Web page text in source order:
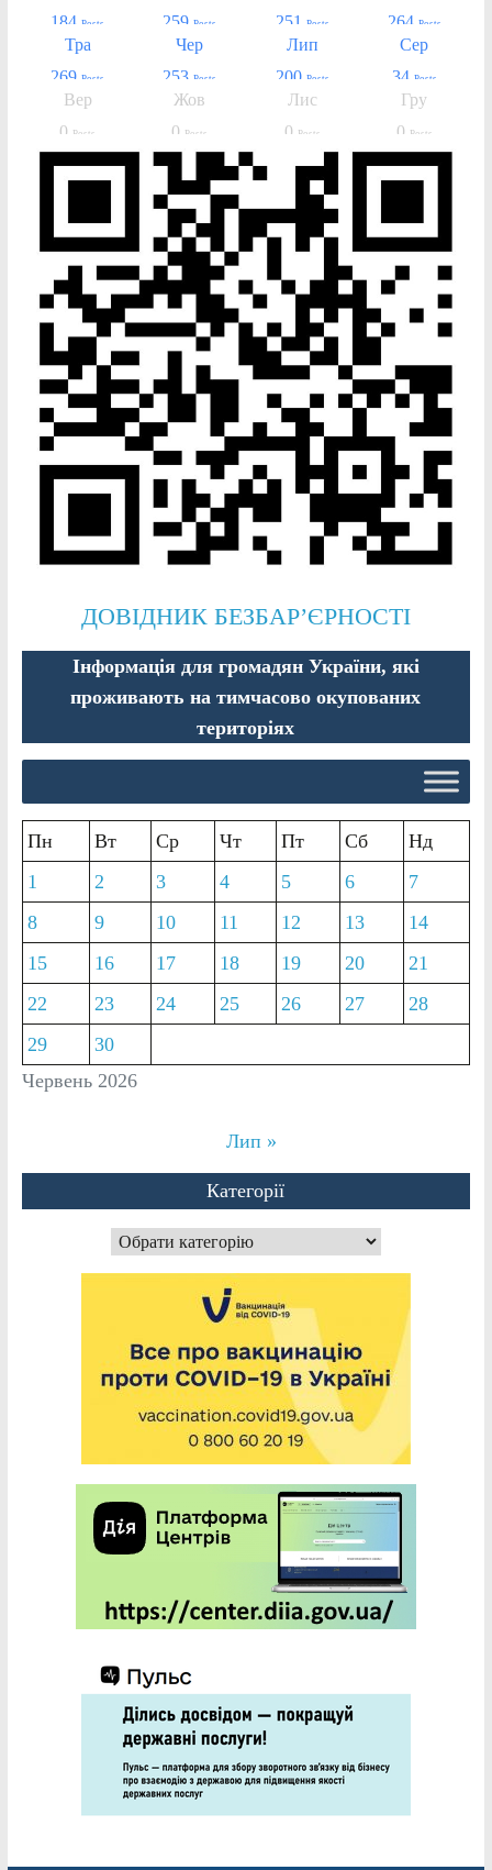
184 Posts
259 Posts
251
Posts
264 Posts
Тра
269 Posts
Чер
253 Posts
Лип
200 Posts
Сер
34 Posts
Вер
0 Posts
Жов
0 Posts
Лис
0 Posts
Гру
0 Posts
ДОВІДНИК БЕЗБАР’ЄРНОСТІ
Інформація для громадян України, які
проживають на тимчасово окупованих
територіях
Червень 2026
Пн Вт Ср Чт Пт Сб
Нд
1
2 3 4 5 6
7
8
9 10 11 12 13
14
15
16 17 18 19 20
21
22
23 24 25 26 27
28
29
30
Лип »
Категорії
Категорії